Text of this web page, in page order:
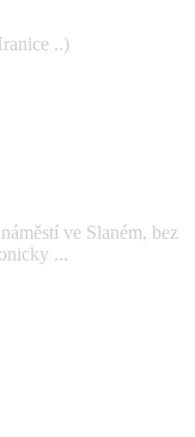
..)
ve Slaném, bez
...